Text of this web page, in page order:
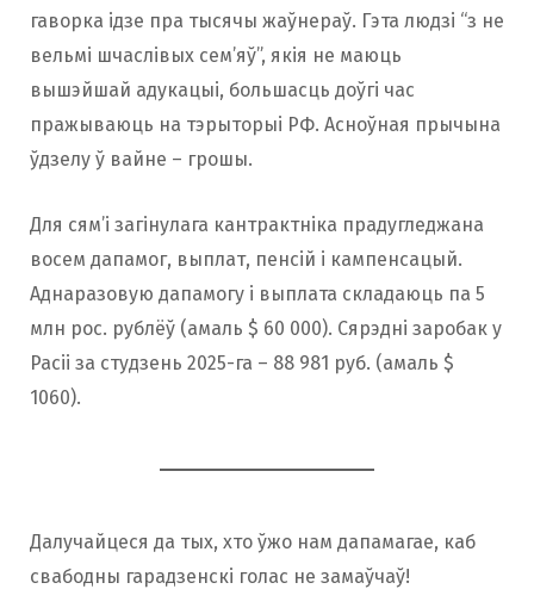
гаворка ідзе пра тысячы жаўнераў. Гэта людзі “з не
вельмі шчаслівых сем’яў”, якія не маюць
вышэйшай адукацыі, большасць доўгі час
пражываюць на тэрыторыі РФ. Асноўная прычына
ўдзелу ў вайне – грошы.
Для сям’і загінулага кантрактніка прадугледжана
восем дапамог, выплат, пенсій і кампенсацый.
Аднаразовую дапамогу і выплата складаюць па 5
млн рос. рублёў (амаль $ 60 000). Сярэдні заробак у
Расіі за студзень 2025-га – 88 981 руб. (амаль $
1060).
Далучайцеся да тых, хто ўжо нам дапамагае, каб
свабодны гарадзенскі голас не замаўчаў!